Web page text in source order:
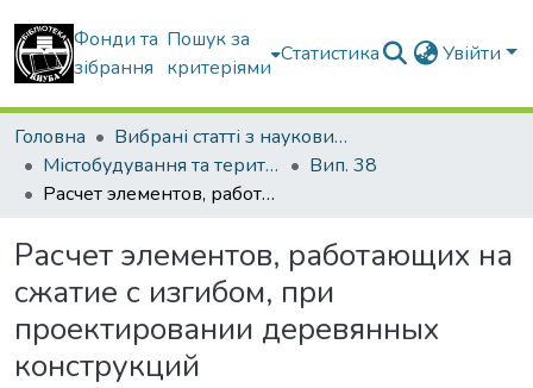
Фонди та
зібрання
Пошук за
критеріями
Статистика Увійти
Головна
Вибрані статті з наукових збірників КНУБА
Містобудування та територіальне планування
Вип. 38
Расчет элементов, работающих на сжатие с изгибом, при проектировании деревянных конструкций
Расчет элементов, работающих на
сжатие с изгибом, при
проектировании деревянных
конструкций